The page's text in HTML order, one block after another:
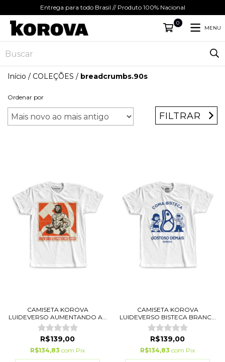
Entrega para todo Brasil // Produto 100% Nacional
0
MENU
Início / COLEÇÕES / breadcrumbs.90s
Ordenar por
FILTRAR
CAMISETA KOROVA
LUIDEVERSO AUMENTANDO A...
R$139,00
R$134,83 com Pix
CAMISETA KOROVA
LUIDEVERSO BISTECA BRANC...
R$139,00
R$134,83 com Pix